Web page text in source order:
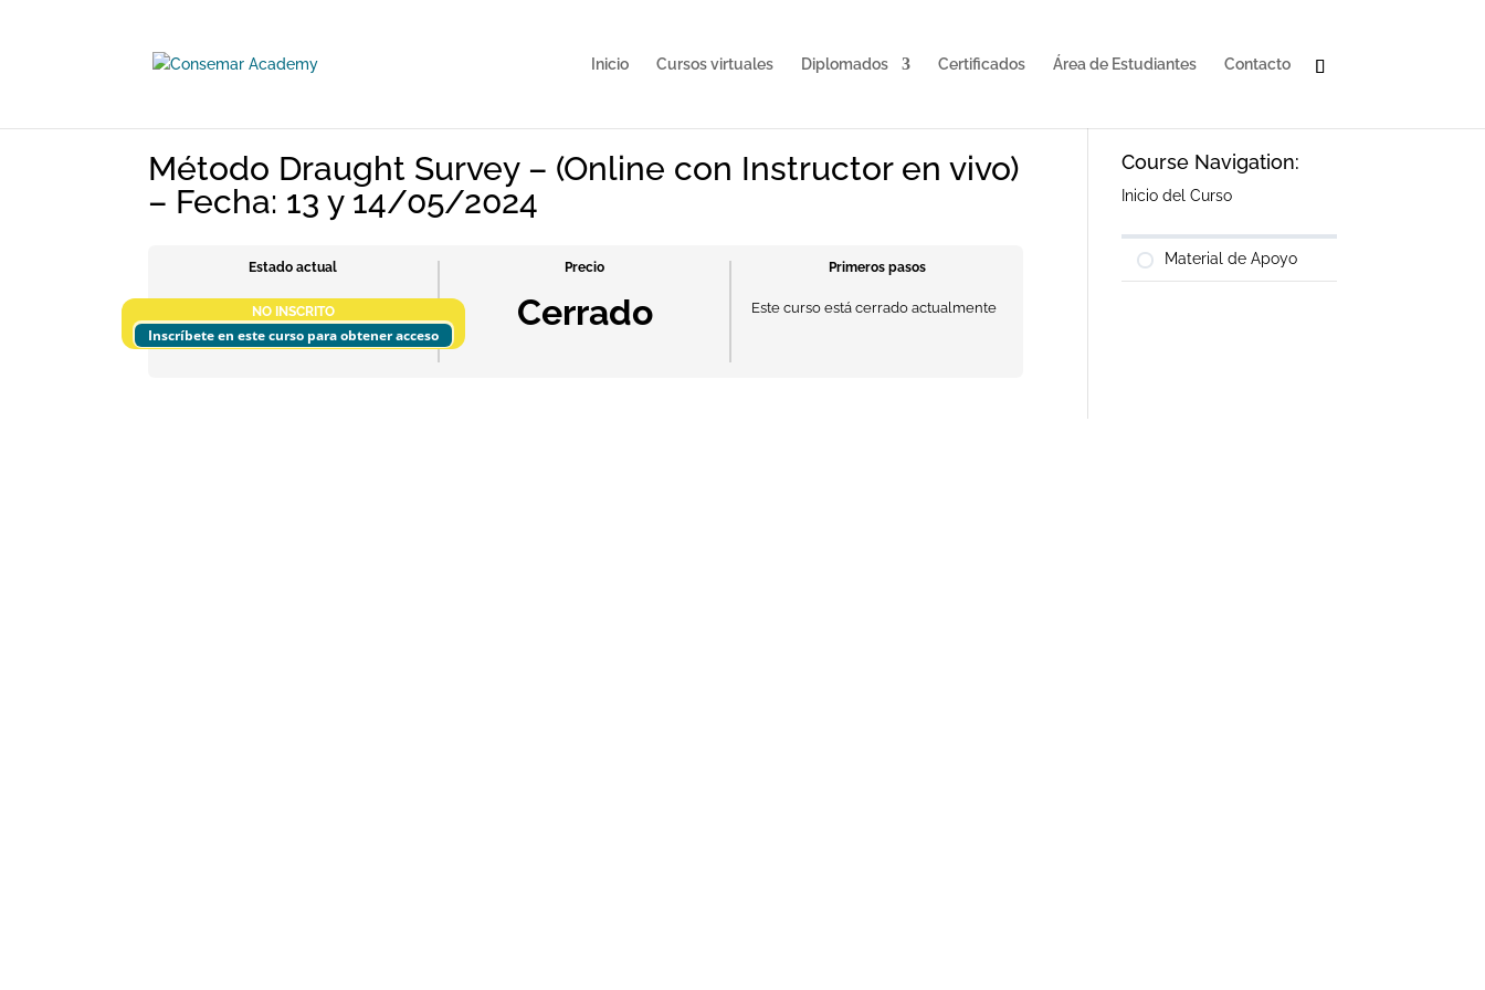
Inicio Cursos virtuales Diplomados Certificados Área de Estudiantes Contacto
Método Draught Survey – (Online con Instructor en vivo)
– Fecha: 13 y 14/05/2024
Estado actual
NO INSCRITO
Inscríbete en este curso para obtener acceso
Precio
Cerrado
Primeros pasos
Este curso está cerrado actualmente
Course Navigation:
Inicio del Curso
Material de Apoyo